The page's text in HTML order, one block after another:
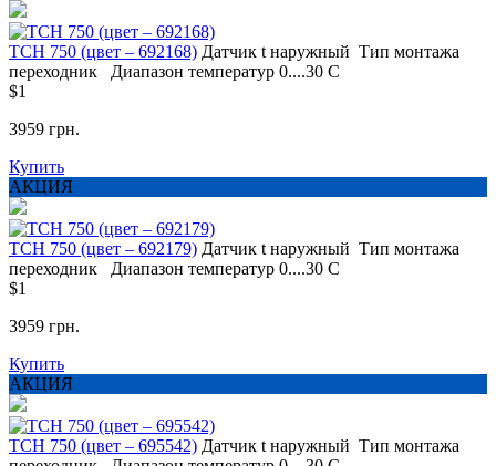
TCH 750 (цвет – 692168) Датчик t наружный Тип монтажа
переходник
Диапазон температур 0....30 С
$1
3959 грн.
Купить
АКЦИЯ
TCH 750 (цвет – 692179) Датчик t наружный Тип монтажа
переходник
Диапазон температур 0....30 С
$1
3959 грн.
Купить
АКЦИЯ
TCH 750 (цвет – 695542) Датчик t наружный Тип монтажа